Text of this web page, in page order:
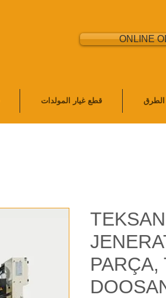
ONLINE
قطع غيار المولدات الطرق
PARÇA,